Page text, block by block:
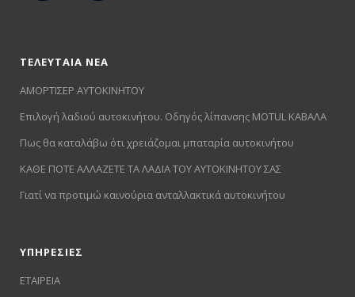
ΤΕΛΕΥΤΑΙΑ ΝΕΑ
ΑΜΟΡΤΙΣΕΡ ΑΥΤΟΚΙΝΗΤΟΥ
Επιλογή λαδιού αυτοκινήτου. Οδηγός λίπανσης MOTUL ΚΑΒΑΛΑ
Πως θα καταλάβω ότι χρειάζομαι μπαταρία αυτοκινήτου
ΚΑΘΕ ΠΟΤΕ ΑΛΛΑΖΕΤΕ ΤΑ ΛΑΔΙΑ ΤΟΥ ΑΥΤΟΚΙΝΗΤΟΥ ΣΑΣ
Γιατί να προτιμώ καινούρια ανταλλακτικά αυτοκινήτου
ΥΠΗΡΕΣΙΕΣ
ΕΤΑΙΡΕΙΑ